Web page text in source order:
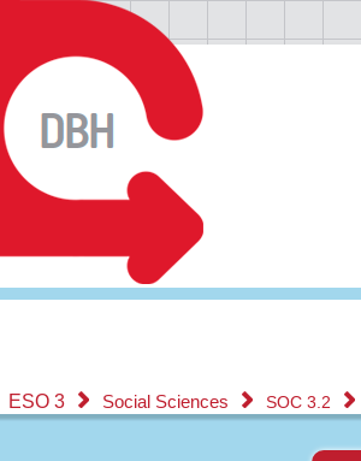
ESO 3 Social Sciences SOC 3.2